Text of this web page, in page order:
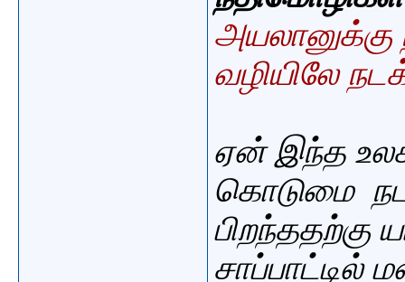
வழியிலே
ஏன் இந்த
கொடுமை
பிறந்ததற்கு